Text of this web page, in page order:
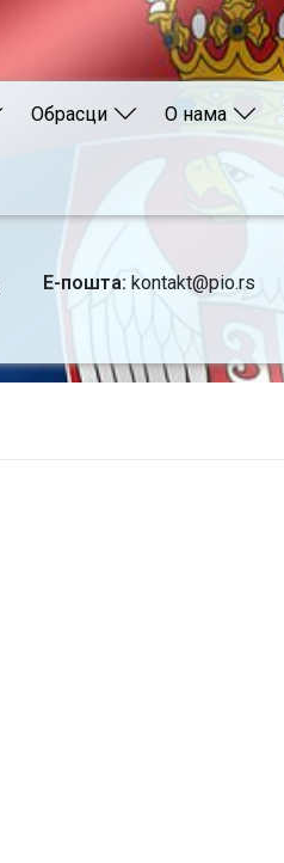
Обрасци О нама
Е-пошта: kontakt@pio.rs